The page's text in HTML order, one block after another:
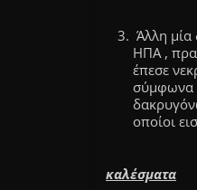
Άλλη μία
ΗΠΑ ,
έπεσε
σύμφωνα
οποίοι
καλέσματα